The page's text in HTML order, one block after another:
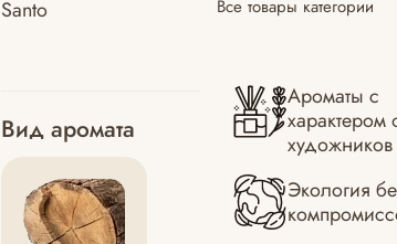
Santo
Вид аромата
Все товары категории
Ароматы с
характером
художников
Экология